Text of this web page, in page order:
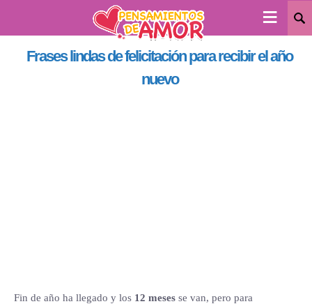
≡
Frases lindas de felicitación para recibir el año
nuevo
Fin de año ha llegado y los 12 meses se van, pero para